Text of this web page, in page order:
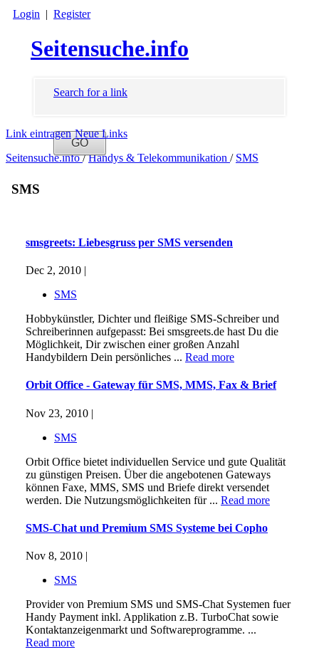
Login | Register
Seitensuche.info
Search for a link
Link eintragen Neue Links
Seitensuche.info/ Handys & Telekommunikation / SMS
SMS
smsgreets: Liebesgruss per SMS versenden
Dec 2, 2010 |
SMS
Hobbykünstler, Dichter und fleißige SMS-Schreiber und
Schreiberinnen aufgepasst: Bei smsgreets.de hast Du die
Möglichkeit, Dir zwischen einer großen Anzahl
Handybildern Dein persönliches ... Read more
Orbit Office - Gateway für SMS, MMS, Fax & Brief
Nov 23, 2010 |
SMS
Orbit Office bietet individuellen Service und gute Qualität
zu günstigen Preisen. Über die angebotenen Gateways
können Faxe, MMS, SMS und Briefe direkt versendet
werden. Die Nutzungsmöglichkeiten für ... Read more
SMS-Chat und Premium SMS Systeme bei Copho
Nov 8, 2010 |
SMS
Provider von Premium SMS und SMS-Chat Systemen fuer
Handy Payment inkl. Applikation z.B. TurboChat sowie
Kontaktanzeigenmarkt und Softwareprogramme. ...
Read more